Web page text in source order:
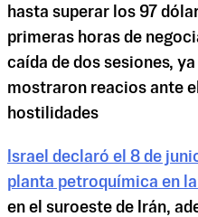
hasta superar los 97
primeras horas de
caída de dos sesiones,
mostraron reacios ante
hostilidades
Israel declaró el 8 de
planta petroquímica en
en el suroeste de Irán,